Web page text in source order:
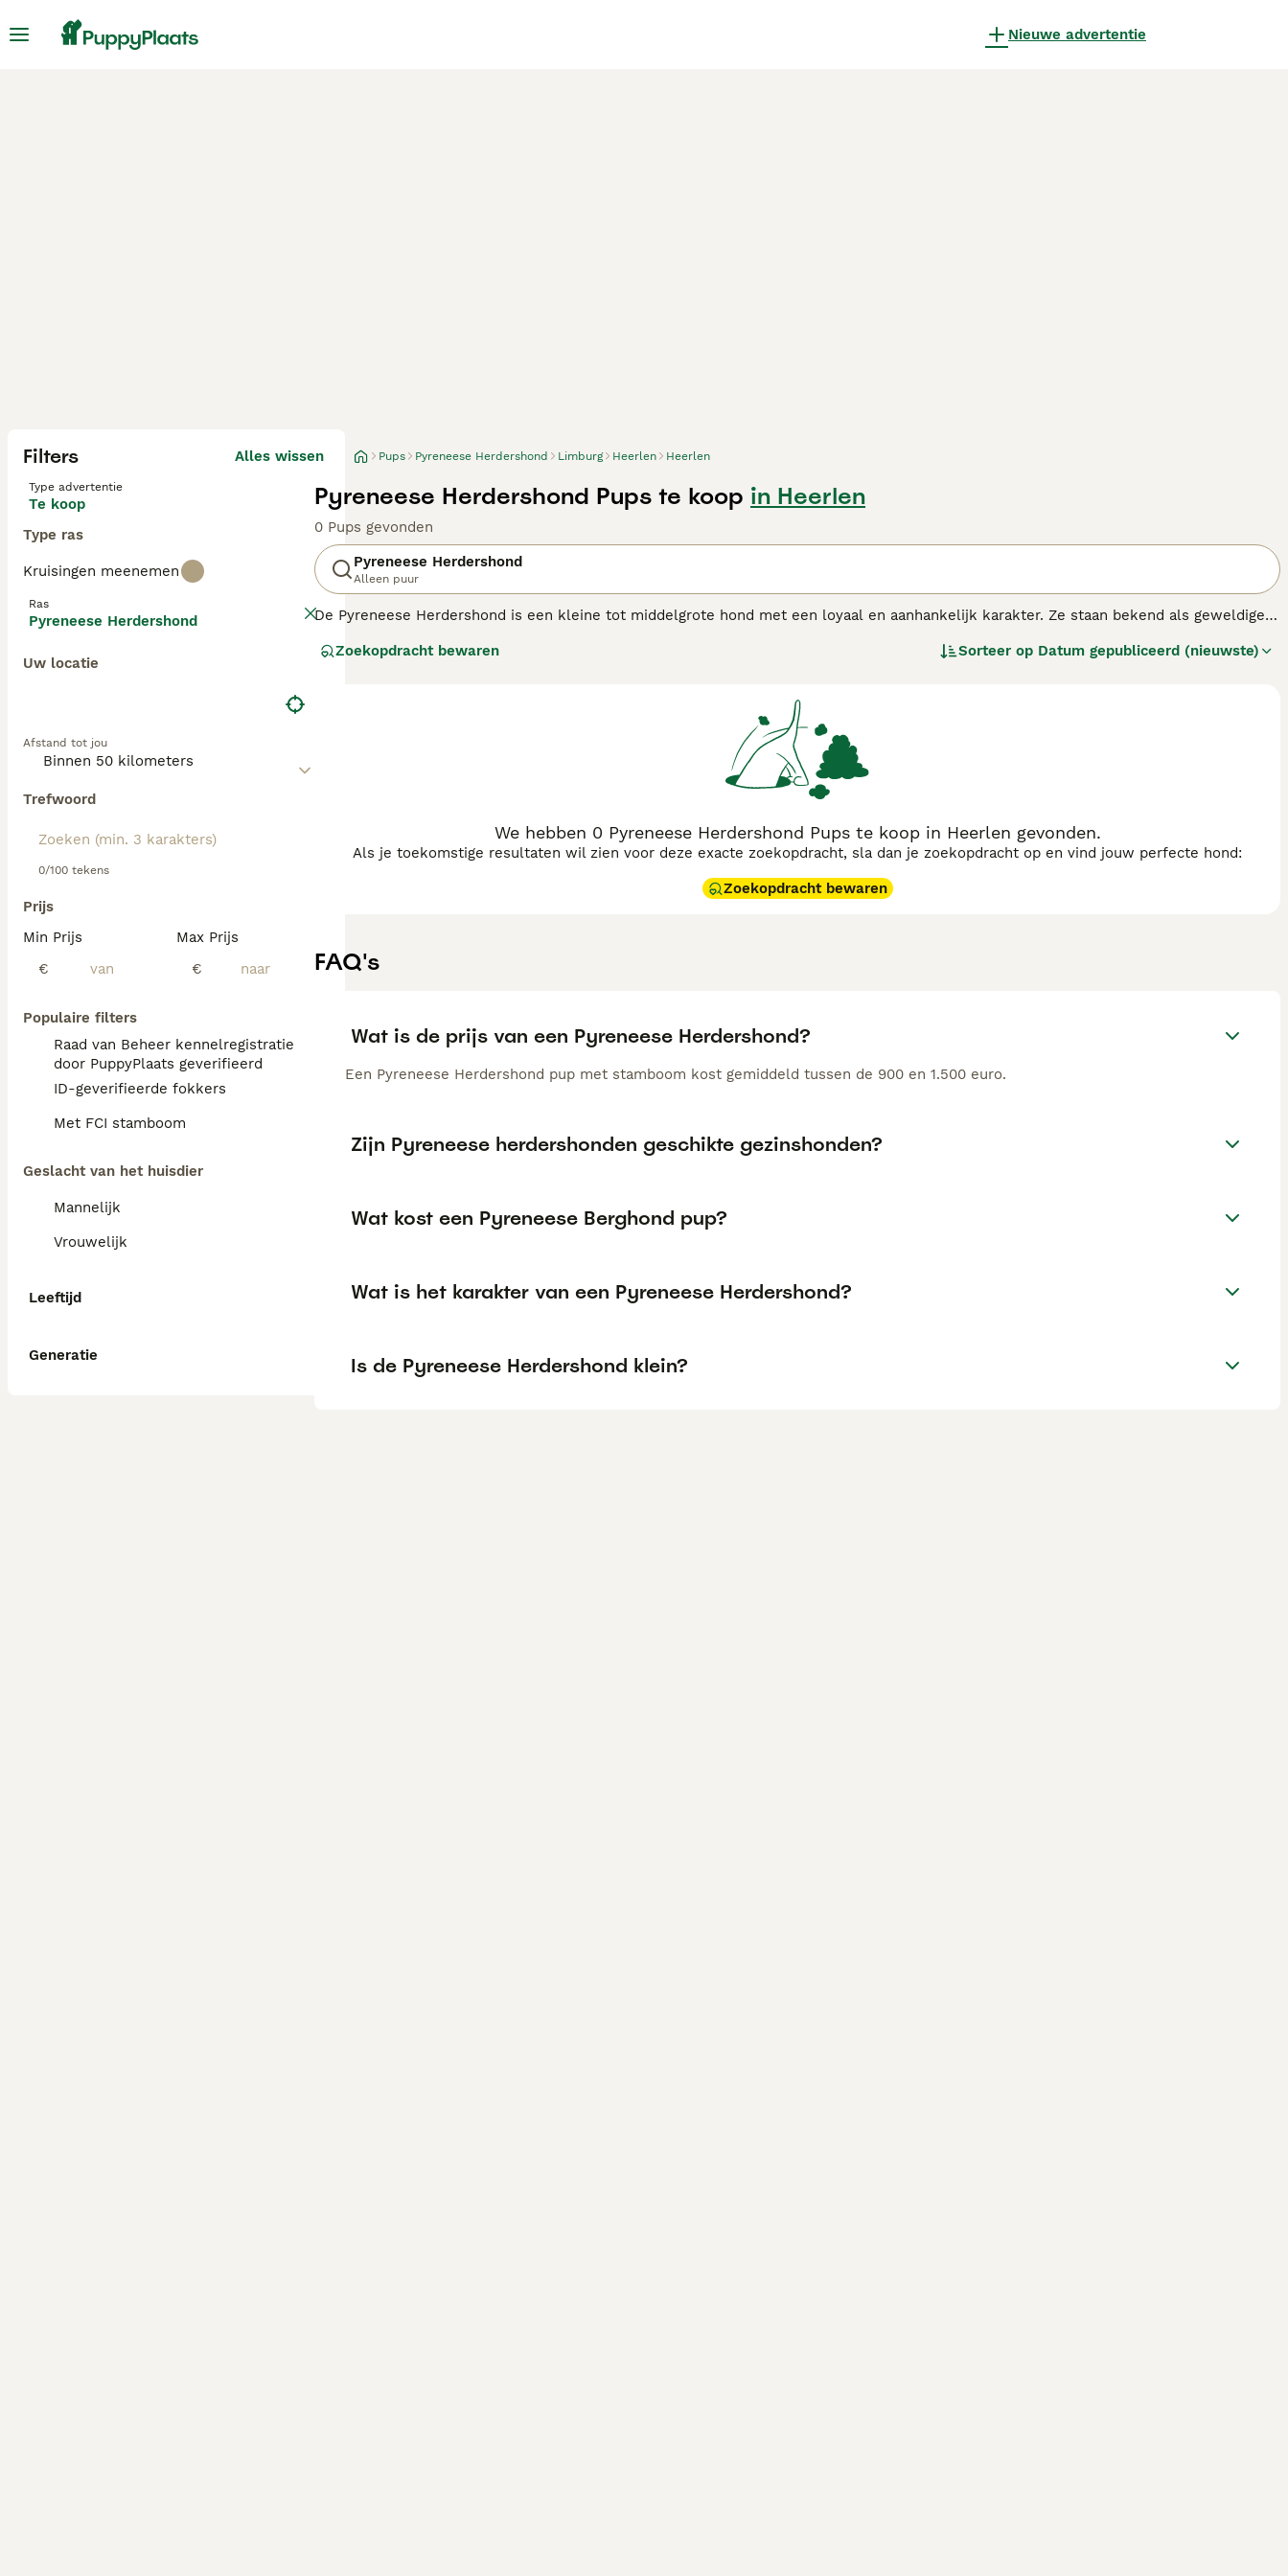
Nieuwe advertentie
Filters Alles wissen
Type advertentie
Te koop
Type ras
Kruisingen meenemen
Ras
Pyreneese Herdershond
Uw locatie
Afstand tot jou
Trefwoord
0/100 tekens
Prijs
Min Prijs
€
Max Prijs
€
Populaire filters
Raad van Beheer kennelregistratie
door PuppyPlaats geverifieerd
ID-geverifieerde fokkers
Met FCI stamboom
Geslacht van het huisdier
Mannelijk
Vrouwelijk
Leeftijd
Generatie
Pups Pyreneese Herdershond Limburg Heerlen Heerlen
Pyreneese Herdershond Pups te koop in Heerlen
0 Pups gevonden
Pyreneese Herdershond
Alleen puur
De Pyreneese Herdershond is een kleine tot middelgrote hond met een loyaal en aanhankelijk karakter. Ze staan bekend als geweldige
dagelijkse beweging nodig hebben om tevreden te zijn. De Pyreneese Herdershond wordt zeer gewaardeerd in Frankrijk en andere
voor informatie over dit hondenras.
Zoekopdracht bewaren Sorteer op Datum gepubliceerd (nieuwste)
We hebben 0 Pyreneese Herdershond Pups te koop in Heerlen gevonden.
Als je toekomstige resultaten wil zien voor deze exacte zoekopdracht, sla dan je zoekopdracht op en vind jouw perfecte hond:
Zoekopdracht bewaren
FAQ's
Wat is de prijs van een Pyreneese Herdershond?
Een Pyreneese Herdershond pup met stamboom kost gemiddeld tussen de 900 en 1.500 euro.
Zijn Pyreneese herdershonden geschikte gezinshonden?
Wat kost een Pyreneese Berghond pup?
Wat is het karakter van een Pyreneese Herdershond?
Is de Pyreneese Herdershond klein?